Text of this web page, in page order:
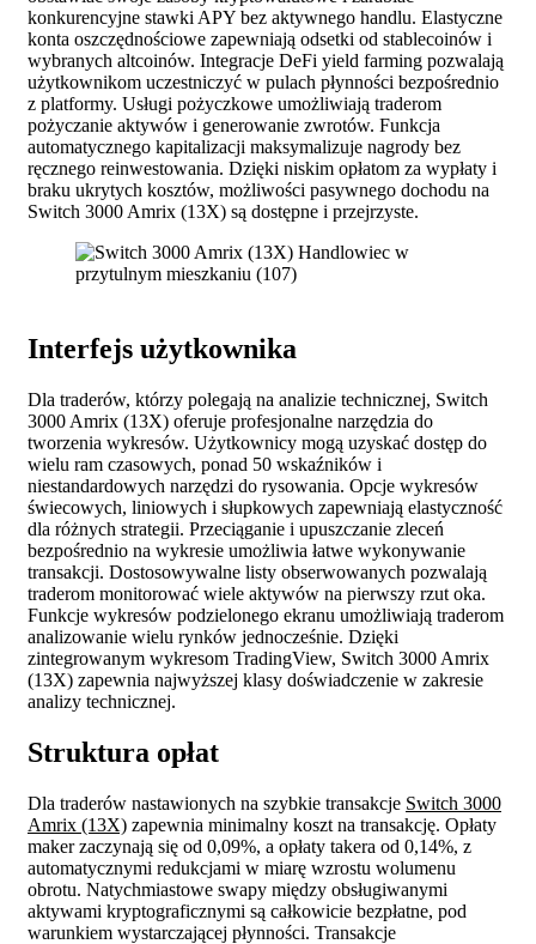
konkurencyjne stawki APY bez aktywnego handlu. Elastyczne
konta oszczędnościowe zapewniają odsetki od stablecoinów i
wybranych altcoinów. Integracje DeFi yield farming pozwalają
użytkownikom uczestniczyć w pulach płynności bezpośrednio
z platformy. Usługi pożyczkowe umożliwiają traderom
pożyczanie aktywów i generowanie zwrotów. Funkcja
automatycznego kapitalizacji maksymalizuje nagrody bez
ręcznego reinwestowania. Dzięki niskim opłatom za wypłaty i
braku ukrytych kosztów, możliwości pasywnego dochodu na
Switch 3000 Amrix (13X) są dostępne i przejrzyste.
Interfejs użytkownika
Dla traderów, którzy polegają na analizie technicznej, Switch
3000 Amrix (13X) oferuje profesjonalne narzędzia do
tworzenia wykresów. Użytkownicy mogą uzyskać dostęp do
wielu ram czasowych, ponad 50 wskaźników i
niestandardowych narzędzi do rysowania. Opcje wykresów
świecowych, liniowych i słupkowych zapewniają elastyczność
dla różnych strategii. Przeciąganie i upuszczanie zleceń
bezpośrednio na wykresie umożliwia łatwe wykonywanie
transakcji. Dostosowywalne listy obserwowanych pozwalają
traderom monitorować wiele aktywów na pierwszy rzut oka.
Funkcje wykresów podzielonego ekranu umożliwiają traderom
analizowanie wielu rynków jednocześnie. Dzięki
zintegrowanym wykresom TradingView, Switch 3000 Amrix
(13X) zapewnia najwyższej klasy doświadczenie w zakresie
analizy technicznej.
Struktura opłat
Dla traderów nastawionych na szybkie transakcje Switch 3000
Amrix (13X) zapewnia minimalny koszt na transakcję. Opłaty
maker zaczynają się od 0,09%, a opłaty takera od 0,14%, z
automatycznymi redukcjami w miarę wzrostu wolumenu
obrotu. Natychmiastowe swapy między obsługiwanymi
aktywami kryptograficznymi są całkowicie bezpłatne, pod
warunkiem wystarczającej płynności. Transakcje